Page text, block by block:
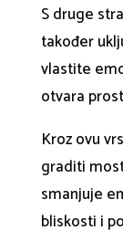
S druge
također
vlastite
otvara
Kroz ovu
graditi
smanjuje
bliskosti i